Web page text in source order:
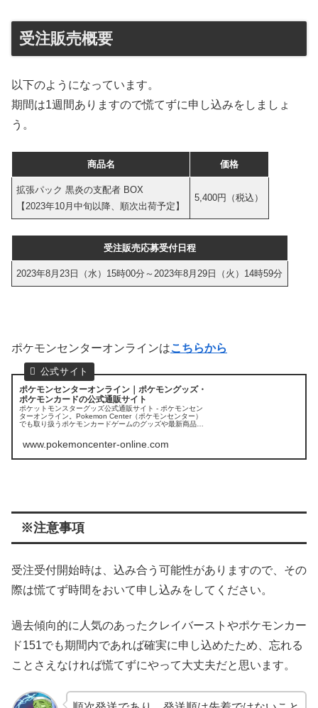
受注販売概要
以下のようになっています。
期間は1週間ありますので慌てずに申し込みをしましょ
う。
商品名 価格
拡張パック 黒炎の支配者 BOX
【2023年10月中旬以降、順次出荷予定】
5,400円（税込）
受注販売応募受付日程
2023年8月23日（水）15時00分～2023年8月29日（火）14時59分
ポケモンセンターオンラインはこちらから
ポケモンセンターオンライン｜ポケモングッズ・
ポケモンカードの公式通販サイト
ポケットモンスターグッズ公式通販サイト - ポケモンセン
ターオンライン。Pokemon Center（ポケモンセンター）
でも取り扱うポケモンカードゲームのグッズや最新商品が
ぐるみもゲットし...
www.pokemoncenter-online.com
※注意事項
受注受付開始時は、込み合う可能性がありますので、その
際は慌てず時間をおいて申し込みをしてください。
過去傾向的に人気のあったクレイバーストやポケモンカー
ド151でも期間内であれば確実に申し込めたため、忘れる
ことさえなければ慌てずにやって大丈夫だと思います。